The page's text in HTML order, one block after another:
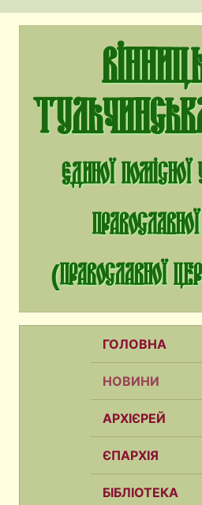
єдиної помісної
(Православної
ГОЛОВНА
НОВИНИ
АРХІЄРЕЙ
ЄПАРХІЯ
БІБЛІОТЕКА